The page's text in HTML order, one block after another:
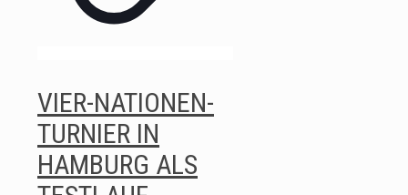
VIER-NATIONEN-
TURNIER IN
HAMBURG ALS